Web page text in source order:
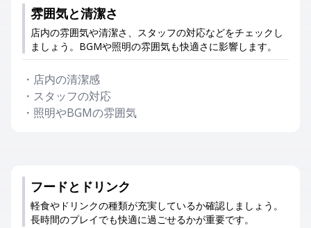
雰囲気と清潔さ
店内の雰囲気や清潔さ、スタッフの対応などをチェックし
ましょう。BGMや照明の雰囲気も快適さに影響します。
・ 店内の清潔感
・ スタッフの対応
・ 照明やBGMの雰囲気
フードとドリンク
軽食やドリンクの種類が充実しているか確認しましょう。
長時間のプレイでも快適に過ごせるかが重要です。